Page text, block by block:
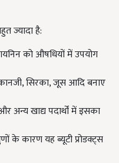
ज्यादा है:
को औषधियों में उपयोग
सिरका, जूस आदि बनाए
अन्य खाद्य पदार्थों में इसका
के कारण यह ब्यूटी प्रोडक्ट्स